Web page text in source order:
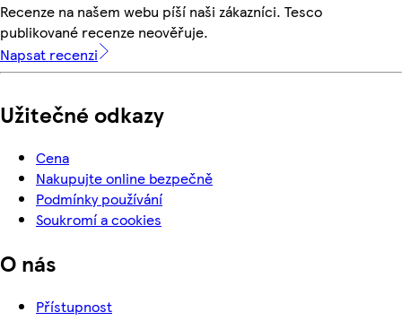
Recenze na našem webu píší naši zákazníci. Tesco
publikované recenze neověřuje.
Napsat recenzi
Užitečné odkazy
Cena
Nakupujte online bezpečně
Podmínky používání
Soukromí a cookies
O nás
Přístupnost